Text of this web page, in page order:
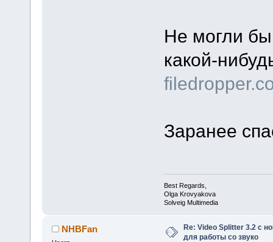
Не могли
какой-
Заранее
Best Regards,
Olga Krovyakova
Solveig Multimedia
NHBFan
Re: Video Splitter 3.2 c
для работы со звуко